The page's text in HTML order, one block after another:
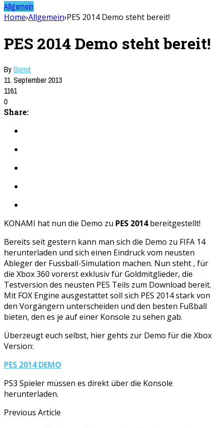
Allgemein
Home›Allgemein›PES 2014 Demo steht bereit!
PES 2014 Demo steht bereit!
ByBernd
11. September 2013
1161
0
Share:
KONAMI hat nun die Demo zu PES 2014bereitgestellt!
Bereits seit gestern kann man sich die Demo zu FIFA 14
herunterladen und sich einen Eindruck vom neusten
Ableger der Fussball-Simulation machen. Nun steht , für
die Xbox 360 vorerst exklusiv für Goldmitglieder, die
Testversion des neusten PES Teils zum Download bereit.
Mit FOX Engine ausgestattet soll sich PES 2014 stark von
den Vorgängern unterscheiden und den besten Fußball
bieten, den es je auf einer Konsole zu sehen gab.
Überzeugt euch selbst, hier gehts zur Demo für die Xbox
Version:
PES 2014 DEMO
PS3 Spieler müssen es direkt über die Konsole
herunterladen.
Previous Article